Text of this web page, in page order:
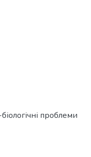
проблеми